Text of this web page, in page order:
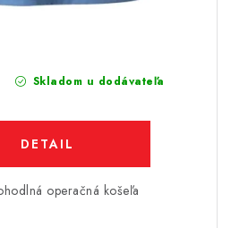
Skladom u dodávateľa
DETAIL
operačná košeľa